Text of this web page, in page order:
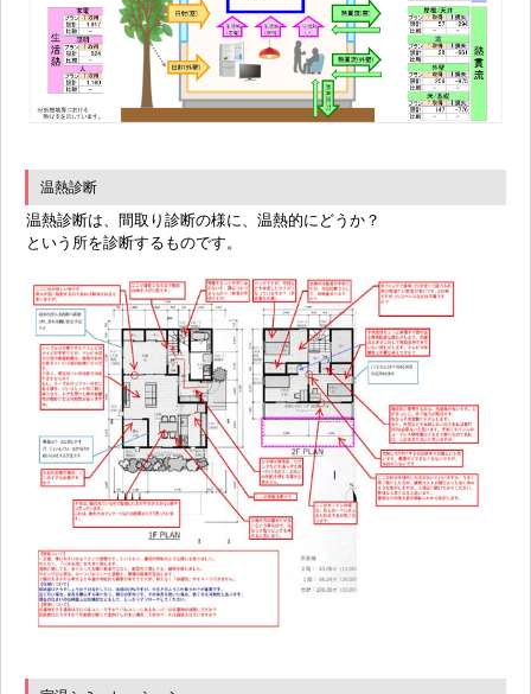
温熱診断
温熱診断は、間取り診断の様に、温熱的にどうか？
という所を診断するものです。